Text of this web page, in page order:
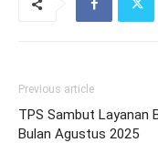
Previous article
TPS Sambut Layanan
Bulan Agustus 2025